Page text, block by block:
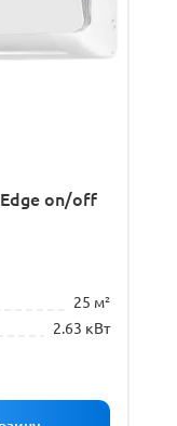
on/off
25 м²
2.63 кВт